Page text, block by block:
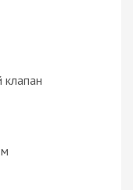
клапан